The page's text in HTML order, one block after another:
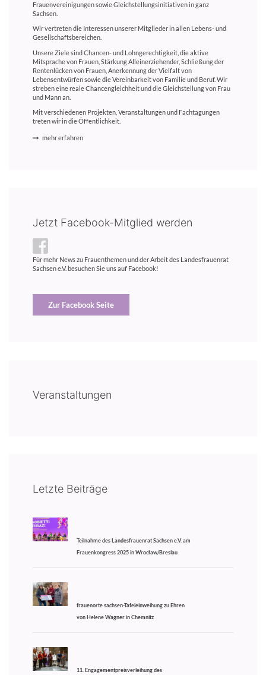
Frauenvereinigungen sowie Gleichstellungsinitiativen in ganz
Sachsen.
Wir vertreten die Interessen unserer Mitglieder in allen Lebens- und
Gesellschaftsbereichen.
Unsere Ziele sind Chancen- und Lohngerechtigkeit, die aktive
Mitsprache von Frauen, Stärkung Alleinerziehender, Schließung der
Rentenlücken von Frauen, Anerkennung der Vielfalt von
Lebensentwürfen sowie die Vereinbarkeit von Familie und Beruf. Wir
streben eine reale Chancengleichheit und die Gleichstellung von Frau
und Mann an.
Mit verschiedenen Projekten, Veranstaltungen und Fachtagungen
treten wir in die Öffentlichkeit.
mehr erfahren
Jetzt Facebook-Mitglied werden
Für mehr News zu Frauenthemen und der Arbeit des Landesfrauenrat
Sachsen e.V. besuchen Sie uns auf Facebook!
Zur Facebook Seite
Veranstaltungen
Letzte Beiträge
Teilnahme des Landesfrauenrat Sachsen e.V. am
Frauenkongress 2025 in Wrocław/Breslau
frauenorte sachsen-Tafeleinweihung zu Ehren
von Helene Wagner in Chemnitz
11. Engagementpreisverleihung des